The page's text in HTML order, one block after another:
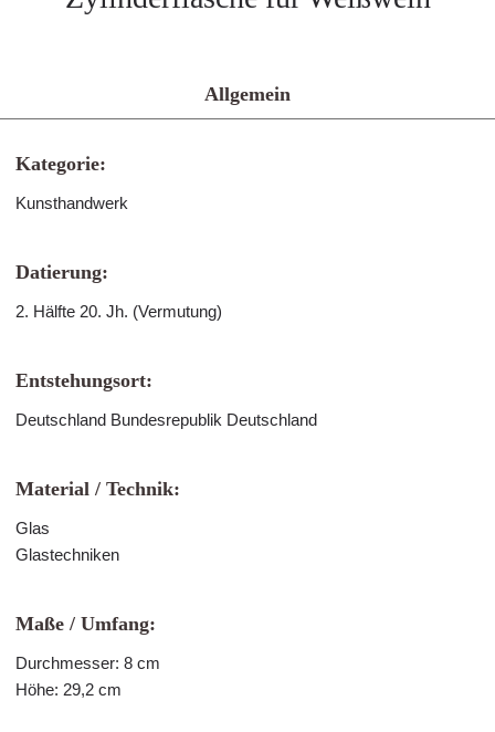
Allgemein
Kategorie:
Kunsthandwerk
Datierung:
2. Hälfte 20. Jh. (Vermutung)
Entstehungsort:
Deutschland Bundesrepublik Deutschland
Material / Technik:
Glas
Glastechniken
Maße / Umfang:
Durchmesser: 8 cm
Höhe: 29,2 cm